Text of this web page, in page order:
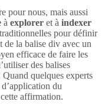
pour nous, mais aussi
à explorer et à indexer
pour définir
de la balise div avec un
efficace de faire les
des balises
quelques experts
du
affirmation.